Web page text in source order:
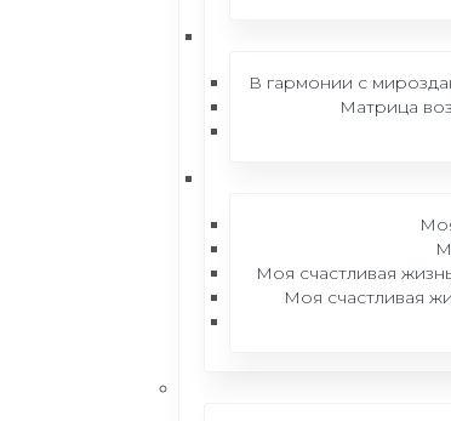
В гармонии с
Матрица
Моя счастливая
Моя счастливая
Сведения об образовательной организации
Л035-01277-66/01955521 от 06.03.2025г.